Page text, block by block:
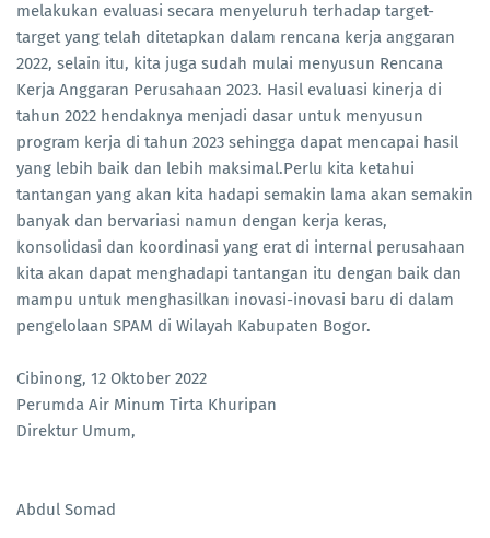
melakukan evaluasi secara menyeluruh terhadap target-
target yang telah ditetapkan dalam rencana kerja anggaran
2022, selain itu, kita juga sudah mulai menyusun Rencana
Kerja Anggaran Perusahaan 2023. Hasil evaluasi kinerja di
tahun 2022 hendaknya menjadi dasar untuk menyusun
program kerja di tahun 2023 sehingga dapat mencapai hasil
yang lebih baik dan lebih maksimal.Perlu kita ketahui
tantangan yang akan kita hadapi semakin lama akan semakin
banyak dan bervariasi namun dengan kerja keras,
konsolidasi dan koordinasi yang erat di internal perusahaan
kita akan dapat menghadapi tantangan itu dengan baik dan
mampu untuk menghasilkan inovasi-inovasi baru di dalam
pengelolaan SPAM di Wilayah Kabupaten Bogor.
Cibinong, 12 Oktober 2022
Perumda Air Minum Tirta Khuripan
Direktur Umum,
Abdul Somad